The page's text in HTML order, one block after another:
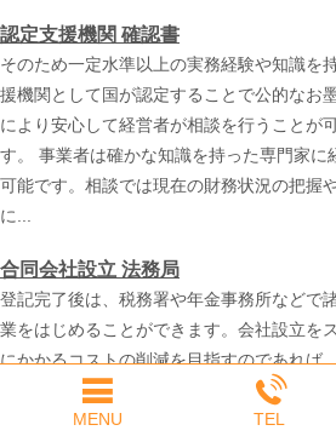
認定支援機関 確認書
そのため一定水準以上の実務経験や知識を
援機関として国が認定することで公的なお
により安心して経営者が相談を行うことが
す。 事業者は確かな知識を持った専門家に
可能です。相談では現在の財務状況の把握
に...
合同会社設立 法務局
登記完了後は、税務署や年金事務所などで
業をはじめることができます。会社設立を
にかかるコストの削減を目指すのであれば
支援サービスを活用すると良いでしょう
MENU TEL